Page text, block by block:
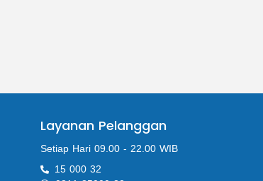
Layanan Pelanggan
Setiap Hari 09.00 - 22.00 WIB
15 000 32